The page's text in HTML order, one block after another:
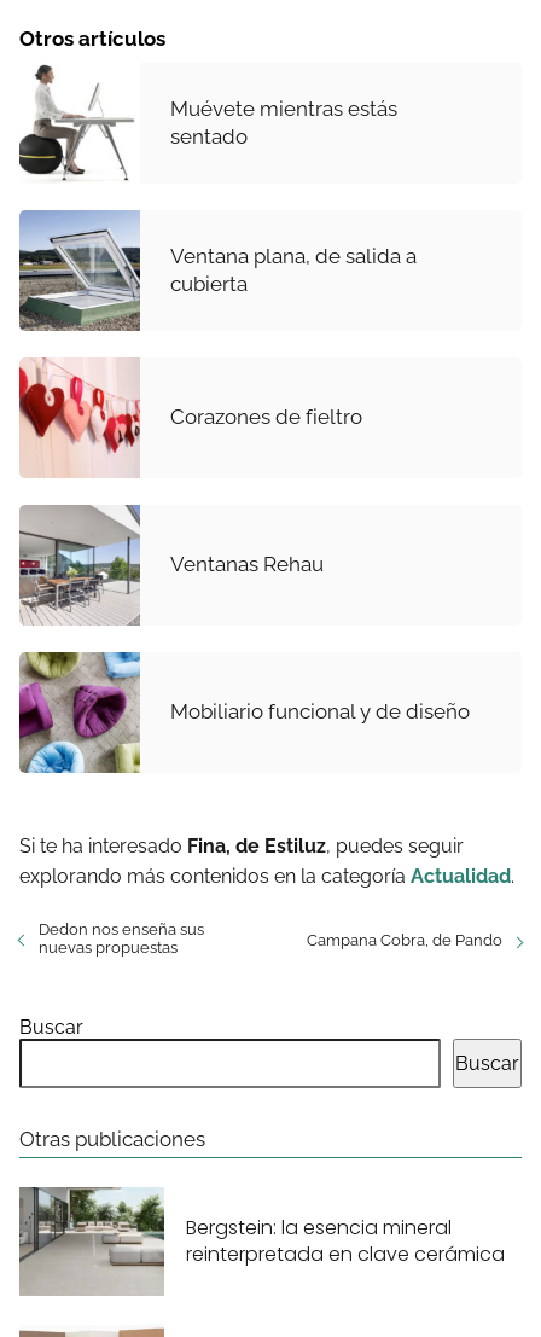
Otros artículos
Muévete mientras estás
sentado
Ventana plana, de salida a
cubierta
Corazones de fieltro
Ventanas Rehau
Mobiliario funcional y de diseño
Si te ha interesado Fina, de Estiluz, puedes seguir
explorando más contenidos en la categoría Actualidad.
Dedon nos enseña sus
nuevas propuestas
Campana Cobra, de Pando
Buscar
Buscar
Otras publicaciones
Bergstein: la esencia mineral
reinterpretada en clave cerámica